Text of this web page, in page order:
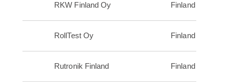
RKW Finland Oy Finland
RollTest Oy Finland
Rutronik Finland Finland